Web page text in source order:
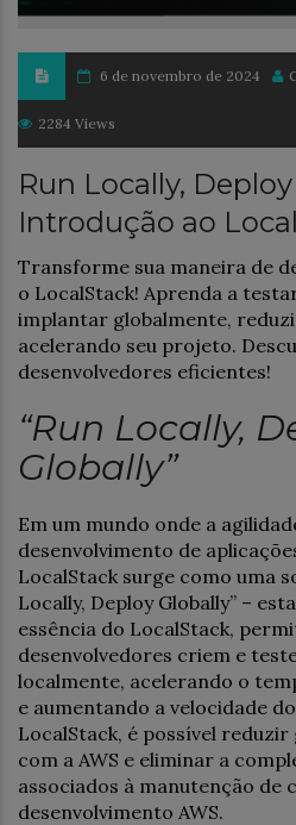
6 de novembro de 2024
2284 Views
Run Locally,
Introdução ao
Transforme sua maneira de
o LocalStack! Aprenda a
implantar globalmente,
acelerando seu projeto.
desenvolvedores eficientes!
“Run Locally,
Globally”
Em um mundo onde a
desenvolvimento de
LocalStack surge como uma
Locally, Deploy Globally” –
essência do LocalStack,
desenvolvedores criem e
localmente, acelerando o
e aumentando a velocidade
LocalStack, é possível
com a AWS e eliminar a
associados à manutenção de
desenvolvimento AWS.